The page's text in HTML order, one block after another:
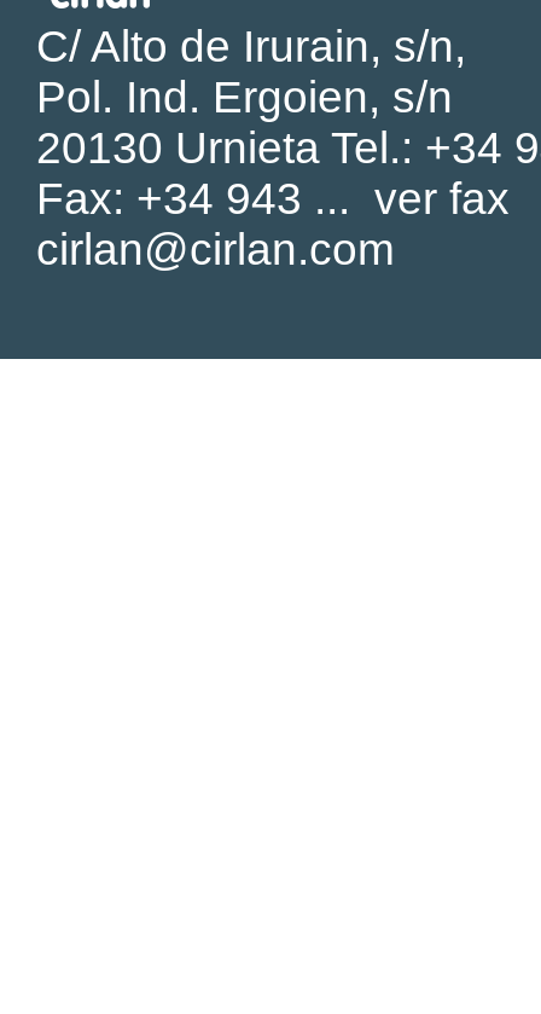
C/ Alto de Irurain, s/n,
Pol. Ind. Ergoien, s/n
20130 Urnieta Tel.: +34
Fax: +34 943 ... ver fax
cirlan@cirlan.com